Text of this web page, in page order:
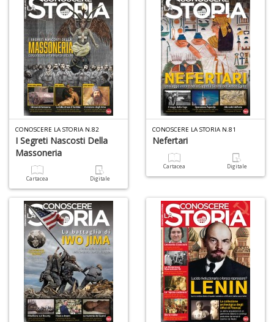
CONOSCERE LA STORIA N.82
I Segreti Nascosti Della
Massoneria
Cartacea Digitale
CONOSCERE LA STORIA N.81
Nefertari
Cartacea Digitale